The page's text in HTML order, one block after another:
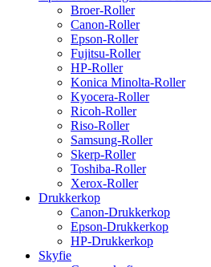
Broer-Roller
Canon-Roller
Epson-Roller
Fujitsu-Roller
HP-Roller
Konica Minolta-Roller
Kyocera-Roller
Ricoh-Roller
Riso-Roller
Samsung-Roller
Skerp-Roller
Toshiba-Roller
Xerox-Roller
Drukkerkop
Canon-Drukkerkop
Epson-Drukkerkop
HP-Drukkerkop
Skyfie